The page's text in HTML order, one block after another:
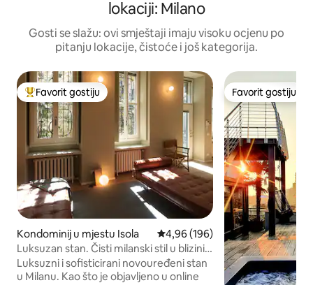
lokaciji: Milano
Gosti se slažu: ovi smještaji imaju visoku ocjenu po
pitanju lokacije, čistoće i još kategorija.
Glavni favorit gostiju
Favorit gostiju
Kondominij u mjestu Isola Prosječna ocjena: 4,96 od 5,
4,96 (196)
Luksuzan stan. Čisti milanski stil u blizini
Brere
Luksuzni i sofisticirani novouređeni stan
u Milanu. Kao što je objavljeno u online
Favorit gostiju
Favorit gostiju